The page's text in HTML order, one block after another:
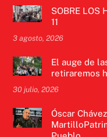
SOBRE LOS
11
3 agosto, 2026
El auge de
retiraremos
30 julio, 2026
Óscar